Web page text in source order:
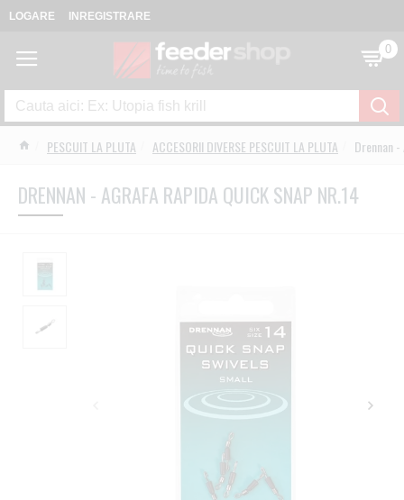
LOGARE INREGISTRARE
0
PESCUIT LA PLUTA ACCESORII DIVERSE PESCUIT LA PLUTA Drennan
DRENNAN - AGRAFA RAPIDA QUICK SNAP NR.14